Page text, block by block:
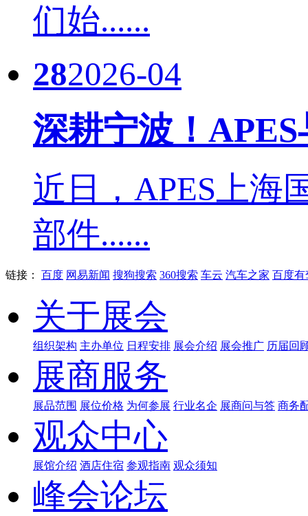
们始......
282026-04
深耕宁波！
近日，APES上海
部件......
链接： 百度 网易新闻 搜狗搜索 360搜索 车云 汽车之家 百度有
关于展会
组织架构 主办单位 日程安排 展会介绍 展会推广 历届回
展商服务
展品范围 展位价格 为何参展 行业名企 展商问与答 商务
观众中心
展馆介绍 酒店住宿 参观指南 观众须知
峰会论坛